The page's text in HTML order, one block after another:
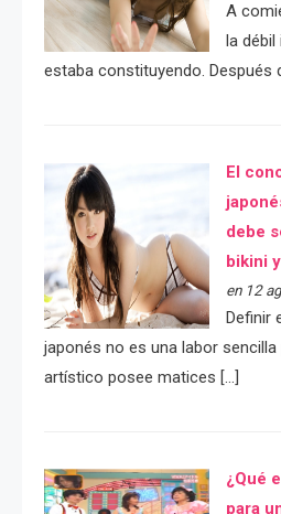
A
la
estaba constituyendo. Después
El
debe
bikini
en 12
Definir
japonés no es una labor sencilla
artístico posee matices […]
¿Qué
para